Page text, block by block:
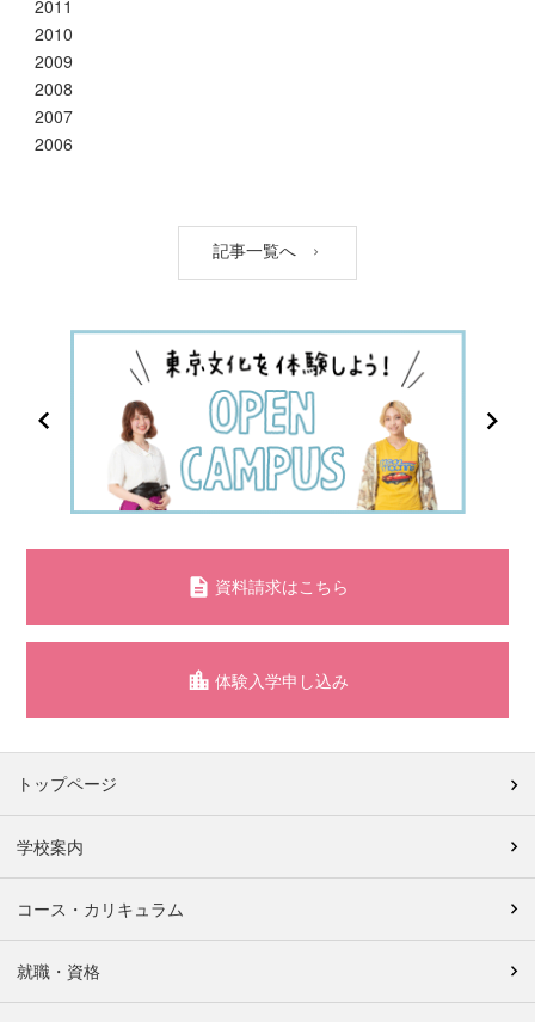
2011
2010
2009
2008
2007
2006
記事一覧へ
資料請求はこちら
体験入学申し込み
トップページ
学校案内
コース・カリキュラム
就職・資格